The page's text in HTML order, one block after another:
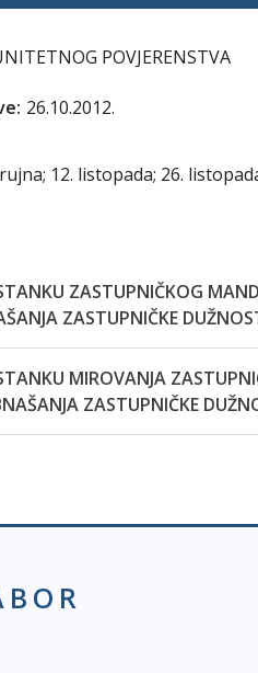
POVJERENSTVA
26.10.2012.
12. listopada; 26.
ZASTUPNIČKOG
ZASTUPNIČKE
MIROVANJA
ZASTUPNIČKE